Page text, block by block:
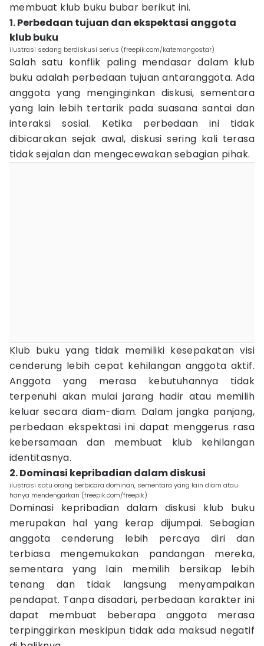
membuat klub buku bubar berikut ini.
1. Perbedaan tujuan dan ekspektasi anggota
klub buku
ilustrasi sedang berdiskusi serius (freepik.com/katemangostar)
Salah satu konflik paling mendasar dalam klub
buku adalah perbedaan tujuan antaranggota. Ada
anggota yang menginginkan diskusi, sementara
yang lain lebih tertarik pada suasana santai dan
interaksi sosial. Ketika perbedaan ini tidak
dibicarakan sejak awal, diskusi sering kali terasa
tidak sejalan dan mengecewakan sebagian pihak.
Klub buku yang tidak memiliki kesepakatan visi
cenderung lebih cepat kehilangan anggota aktif.
Anggota yang merasa kebutuhannya tidak
terpenuhi akan mulai jarang hadir atau memilih
keluar secara diam-diam. Dalam jangka panjang,
perbedaan ekspektasi ini dapat menggerus rasa
kebersamaan dan membuat klub kehilangan
identitasnya.
2. Dominasi kepribadian dalam diskusi
ilustrasi satu orang berbicara dominan, sementara yang lain diam atau
hanya mendengarkan (freepik.com/freepik)
Dominasi kepribadian dalam diskusi klub buku
merupakan hal yang kerap dijumpai. Sebagian
anggota cenderung lebih percaya diri dan
terbiasa mengemukakan pandangan mereka,
sementara yang lain memilih bersikap lebih
tenang dan tidak langsung menyampaikan
pendapat. Tanpa disadari, perbedaan karakter ini
dapat membuat beberapa anggota merasa
terpinggirkan meskipun tidak ada maksud negatif